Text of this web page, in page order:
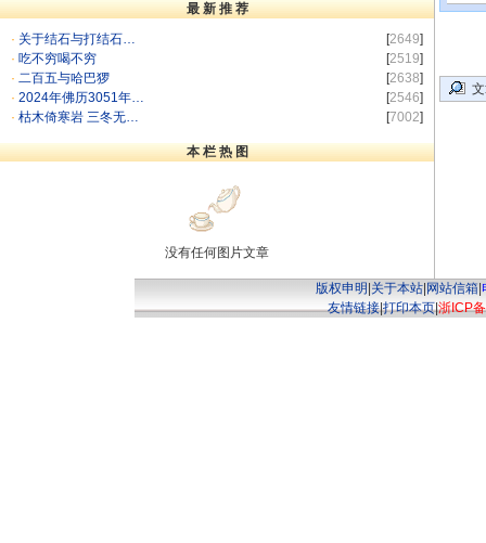
最 新 推 荐
· 关于结石与打结石… [2649]
· 吃不穷喝不穷 [2519]
· 二百五与哈巴猡 [2638]
· 2024年佛历3051年… [2546]
· 枯木倚寒岩 三冬无… [7002]
本 栏 热 图
没有任何图片文章
版权申明 关于本站 网站信箱
友情链接|打印本页|浙ICP